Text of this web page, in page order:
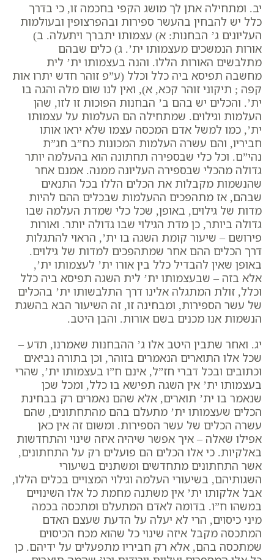
יב. ומתחילה אתן לך מושג הקפי בחכמה זו, כי בדרך
כלל יש להבחין בהעשר ספירות ובהפרצופין ובעולמות
העליונים ג’ הבחנות: א) עצמותו יתברך ויתעלה. ב)
אורות הנמשכים מעצמותו ית’. ג) כלים שבהם
מתלבשים האורות הללו. והנה בעצמותו ית’ לית
מחשבה תפיסא ביה כלל וכלל (ע”פ זוהר חדש יתרו אות
קפה ; תיקוני זוהר קכא, א), ואין לנו שום מלה והגה בו
ית’. והכלים יש בהם ב’ הבחנות הפוכות זו לזו, שהן
העלמות וגילוים. שמתחילה הם העלמות על עצמותו
ית’, כמו למשל אדם המכסה עצמו שלא יראו אותו
חביריו, והם עשרה העלמות המכונות כח”ב חג”ת
נהי”ם. וכל כלי שבספירה תחתונה הוא בהעלמה יותר
גדולה מהכלי שבספירה העליונה ממנה. אמנם אחר
שהנשמות מקבלות את הכלים הללו בכל התנאים
שבהם, אז מתהפכים ההעלמות שבכלים ההם להיות
מדות של גילוים, באופן, שכל כלי שמדת העלמה שבו
גדולה ביותר, כן מדת הגילוי שבו גדולה יותר. ואורות
פירושם – שיעור קומת השגה בו ית’, הראוי להתגלות
דרך הכלים ההם אחר שמתהפכים למדות של גילוים.
באופן שאין להבדיל כלל בין אורו ית’ לעצמותו ית’,
אלא בזה – שבעצמותו ית’ לית השגה תפיסא ביה כלל
וכלל, זולת המתגלה אלינו דרך התלבשותו ית’ בהכלים
של עשר הספירות, ומבחינה זו, זה השיעור הבא בהשגת
הנשמות אנו מכנים בשם אורות. והבן היטב.
יג. ואחר שתבין היטב אלו ג’ ההבחנות שאמרנו, תדע –
שכל אלו התוארים הנאמרים בזוהר, וכן בתורה נביאים
וכתובים ובכל דברי חז”ל, אינם ח”ו בעצמותו ית’, שהרי
בעצמותו ית’ אין השגה תפישא בו כלל, ומכל שכן
שנאמר בו ית’ תוארים, אלא שהם נאמרים רק בבחינת
הכלים שעצמותו ית’ מתעלם בהם מהתחתונים, שהם
עשרה הכלים של עשר הספירות. ומשום זה אין כאן
אפילו שאלה – איך אפשר שיהיה איזה שינוי והתחדשות
באלקיות. כי אלו הכלים הם פועלים רק על התחתונים,
אשר התחתונים מתחדשים ומשתנים בשיעורי
השגותיהם, בשיעורי העלמה וגילוי המצויים בכלים הללו,
אבל אלקותו ית’ אין משתנה מחמת כל אלו השינויים
במשהו ח”ו. בדומה לאדם המתעלם ומתכסה בכמה
מיני כיסוים, הרי לא יעלה על הדעת שעצם האדם
המתכסה מקבל איזה שינוי כל שהוא מכח הכיסוים
שמתכסה בהם, אלא רק חביריו מתפעלים על ידיהם. כן